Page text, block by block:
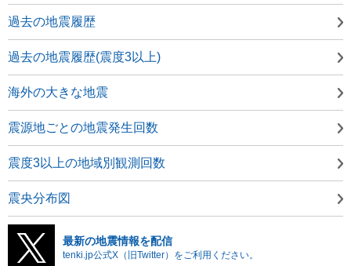
過去の地震履歴
過去の地震履歴(震度3以上)
海外の大きな地震
震源地ごとの地震発生回数
震度3以上の地域別観測回数
震央分布図
最新の地震情報を配信
tenki.jp公式X（旧Twitter）をご利用ください。